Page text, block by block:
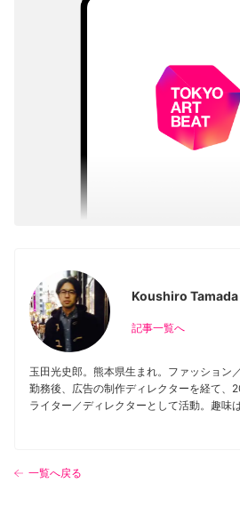
Koushiro Tamada
記事一覧へ
玉田光史郎。熊本県生まれ。ファッション
勤務後、広告の制作ディレクターを経て、
ライター／ディレクターとして活動。趣味
一覧へ戻る